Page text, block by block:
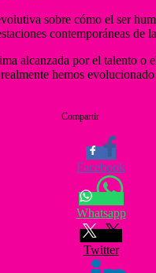
sobre cómo el ser
contemporáneas
alcanzada por el talento
hemos
Compartir
Facebook
Whatsapp
Twitter